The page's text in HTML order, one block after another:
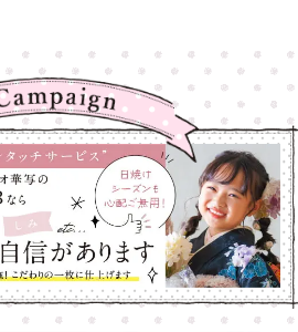
大宮店
大宮店